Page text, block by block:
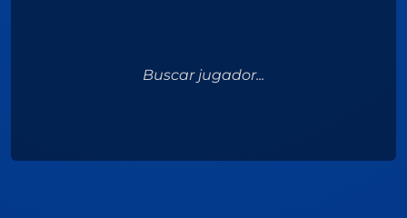
Buscar jugador...